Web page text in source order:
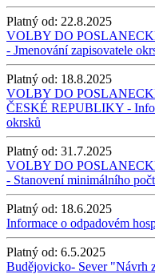
Platný od: 22.8.2025
VOLBY DO
- Jmenování zapisovatele
Platný od: 18.8.2025
VOLBY DO
ČESKÉ REPUBLIKY -
okrsků
Platný od: 31.7.2025
VOLBY DO
- Stanovení minimálního
Platný od: 18.6.2025
Informace o odpadovém
Platný od: 6.5.2025
Budějovicko- Sever "Návrh